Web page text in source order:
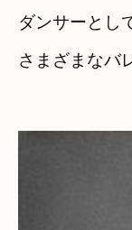
ダンサーとし
さまざまなバ